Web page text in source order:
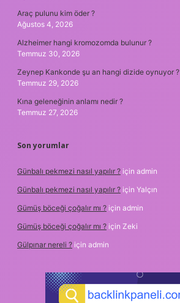
Araç pulunu kim öder ?
Ağustos 4, 2026
Alzheimer hangi kromozomda bulunur ?
Temmuz 30, 2026
Zeynep Kankonde şu an hangi dizide oynuyor ?
Temmuz 29, 2026
Kına geleneğinin anlamı nedir ?
Temmuz 27, 2026
Son yorumlar
Günbalı pekmezi nasıl yapılır ? için admin
Günbalı pekmezi nasıl yapılır ? için Yalçın
Gümüş böceği çoğalır mı ? için admin
Gümüş böceği çoğalır mı ? için Zeki
Gülpınar nereli ? için admin